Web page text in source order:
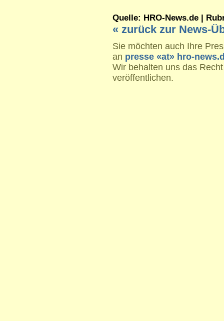
Quelle: HRO-News.de |
« zurück zur News-
Sie möchten auch Ihre
an presse «at» hro-
Wir behalten uns das
veröffentlichen.